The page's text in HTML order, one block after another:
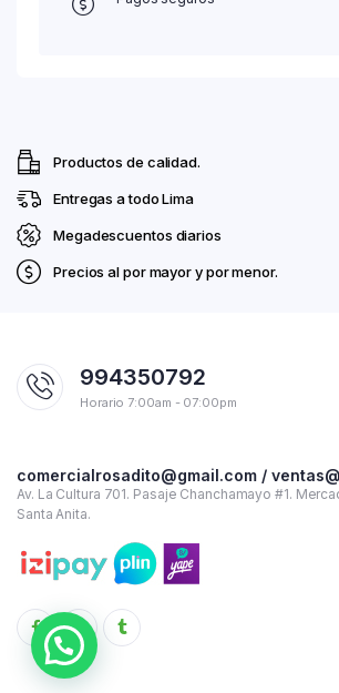
Productos de calidad.
Entregas a todo Lima
Megadescuentos diarios
Precios al por mayor y por menor.
994350792
Horario 7:00am - 07:00pm
comercialrosadito@gmail.com /
Av. La Cultura 701. Pasaje Chanchamayo #1.
Santa Anita.